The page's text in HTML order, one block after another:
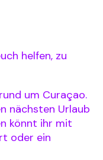
helfen, zu
um Curaçao.
nächsten Urlaub
könnt ihr mit
oder ein